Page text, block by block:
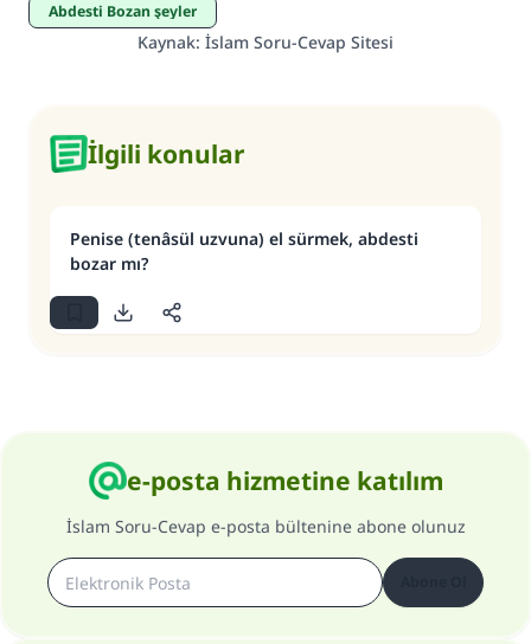
Abdesti Bozan şeyler
Kaynak: İslam Soru-Cevap Sitesi
İlgili konular
Penise (tenâsül uzvuna) el sürmek, abdesti
bozar mı?
e-posta hizmetine katılım
İslam Soru-Cevap e-posta bültenine abone olunuz